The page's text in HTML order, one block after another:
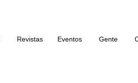
Revistas Eventos Gente